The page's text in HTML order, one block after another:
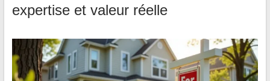
expertise et valeur réelle